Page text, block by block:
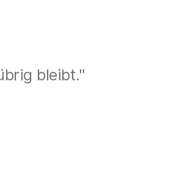
bleibt."